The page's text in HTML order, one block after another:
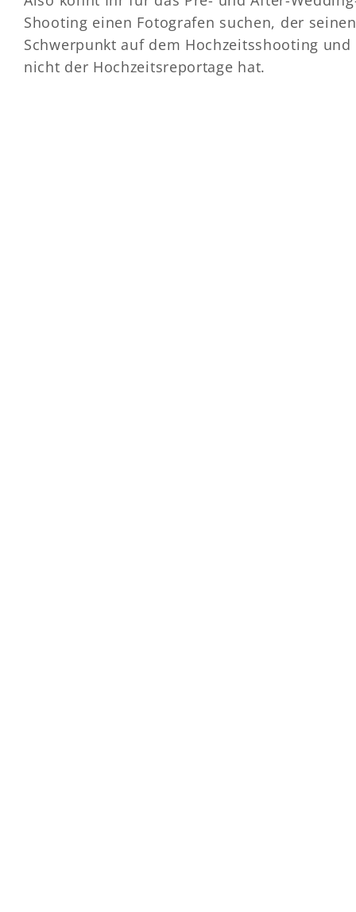
Shooting einen Fotografen suchen, der seinen
Schwerpunkt auf dem Hochzeitsshooting und
nicht der Hochzeitsreportage hat.